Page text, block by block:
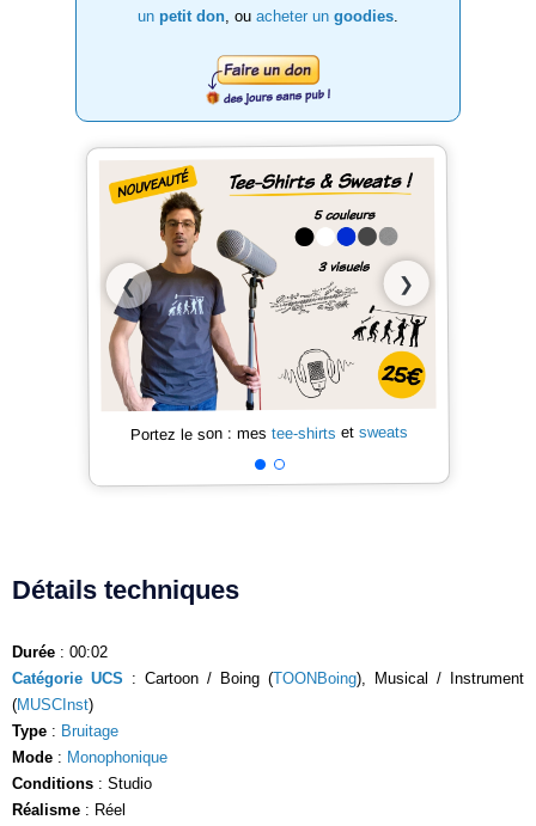
un petit don , ou acheter un goodies
❮ ❯
Portez le son : mes tee-shirts et sweats
Détails techniques
Durée : 00:02
Catégorie UCS : Cartoon / Boing (TOONBoing), Musical / Instrument
(MUSCInst)
Type : Bruitage
Mode : Monophonique
Conditions : Studio
Réalisme : Réel